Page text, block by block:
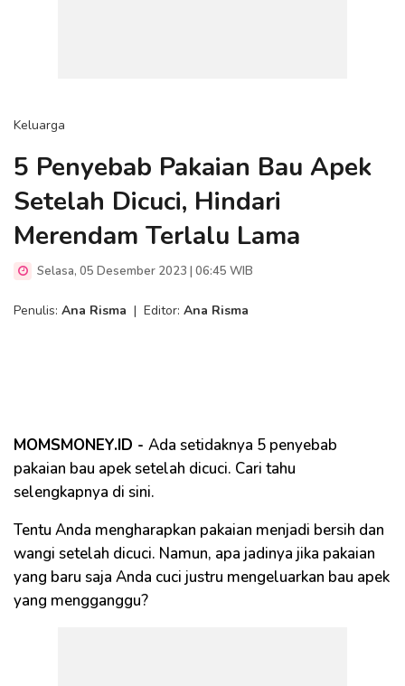
Keluarga
5 Penyebab Pakaian Bau Apek
Setelah Dicuci, Hindari
Merendam Terlalu Lama
Selasa, 05 Desember 2023 | 06:45 WIB
Penulis: Ana Risma | Editor: Ana Risma
MOMSMONEY.ID - Ada setidaknya 5 penyebab
pakaian bau apek setelah dicuci. Cari tahu
selengkapnya di sini.
Tentu Anda mengharapkan pakaian menjadi bersih dan
wangi setelah dicuci. Namun, apa jadinya jika pakaian
yang baru saja Anda cuci justru mengeluarkan bau apek
yang mengganggu?